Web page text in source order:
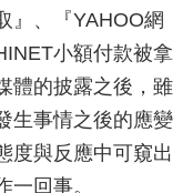
』、『YAHOO網
小額付款被拿
體的披露之後，雖
生事情之後的應變
度與反應中可窺出
回事。